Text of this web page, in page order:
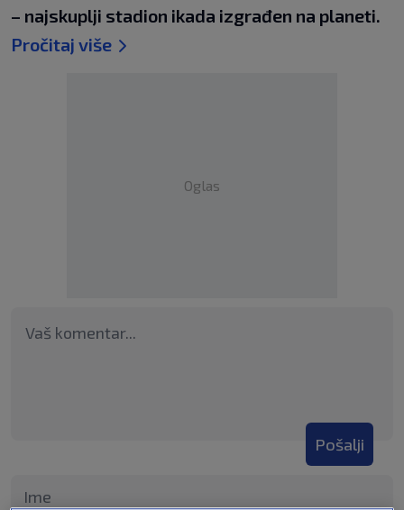
– najskuplji stadion ikada izgrađen na planeti.
Pročitaj više
Oglas
Pošalji